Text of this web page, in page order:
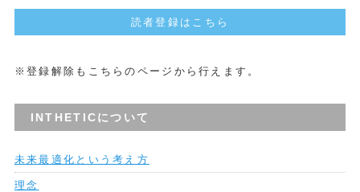
読者登録はこちら
※登録解除もこちらのページから行えます。
INTHETICについて
未来最適化という考え方
理念